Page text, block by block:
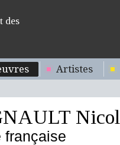
des
Artistes
française